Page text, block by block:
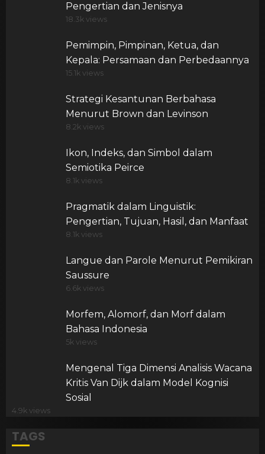
Pengertian dan Jenisnya
18.3k views
Pemimpin, Pimpinan, Ketua, dan
Kepala: Persamaan dan Perbedaannya
15.1k views
Strategi Kesantunan Berbahasa
Menurut Brown dan Levinson
8.2k views
Ikon, Indeks, dan Simbol dalam
Semiotika Peirce
8.1k views
Pragmatik dalam Linguistik:
Pengertian, Tujuan, Hasil, dan Manfaat
8.1k views
Langue dan Parole Menurut Pemikiran
Saussure
6.6k views
Morfem, Alomorf, dan Morf dalam
Bahasa Indonesia
5k views
Mengenal Tiga Dimensi Analisis Wacana
Kritis Van Dijk dalam Model Kognisi
Sosial
4.9k views
TAGS